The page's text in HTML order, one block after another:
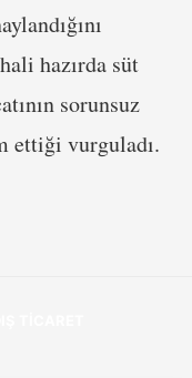
hazırda süt
sorunsuz
ettiği vurguladı.